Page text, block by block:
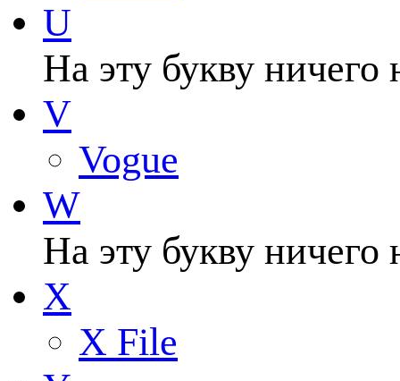
U
На эту букву ничего
V
Vogue
W
На эту букву ничего
X
X File